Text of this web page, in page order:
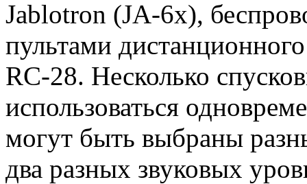
Jablotron (JA-6x),
пультами
RC-28. Несколько
использоваться
могут быть выбраны
два разных звуковых